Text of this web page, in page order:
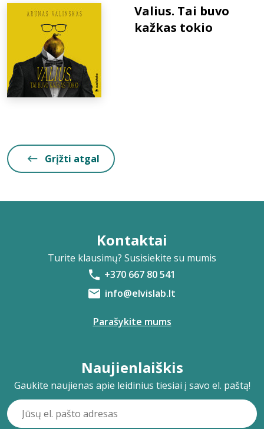
+370 667 80 541
info@elvislab.lt
Valius. Tai buvo
kažkas tokio
Grįžti atgal
Kontaktai
Turite klausimų? Susisiekite su mumis
+370 667 80 541
info@elvislab.lt
Parašykite mums
Naujienlaiškis
Gaukite naujienas apie leidinius tiesiai į savo el. paštą!